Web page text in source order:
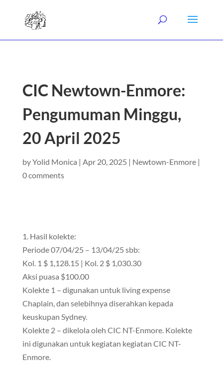
CIC Newtown-Enmore:
Pengumuman Minggu,
20 April 2025
byYolid Monica | Apr 20, 2025 | Newtown-Enmore|
0 comments
1. Hasil kolekte:
Periode 07/04/25 – 13/04/25 sbb:
Kol. 1 $ 1,128.15 | Kol. 2 $ 1,030.30
Aksi puasa $100.00
Kolekte 1 – digunakan untuk living expense
Chaplain, dan selebihnya diserahkan kepada
keuskupan Sydney.
Kolekte 2 – dikelola oleh CIC NT-Enmore. Kolekte
ini digunakan untuk kegiatan kegiatan CIC NT-
Enmore.